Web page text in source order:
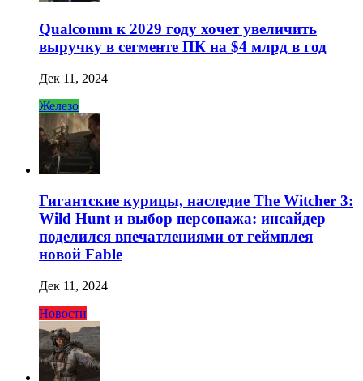
Qualcomm к 2029 году хочет увеличить
выручку в сегменте ПК на $4 млрд в год
Дек 11, 2024
Железо
Гигантские курицы, наследие The Witcher 3:
Wild Hunt и выбор персонажа: инсайдер
поделился впечатлениями от геймплея
новой Fable
Дек 11, 2024
Новости